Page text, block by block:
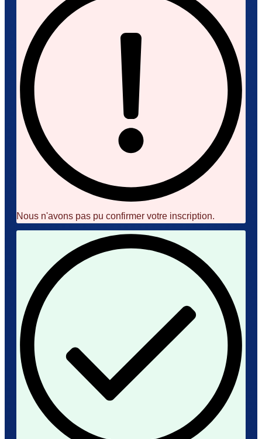
Nous n'avons pas pu confirmer votre inscription.